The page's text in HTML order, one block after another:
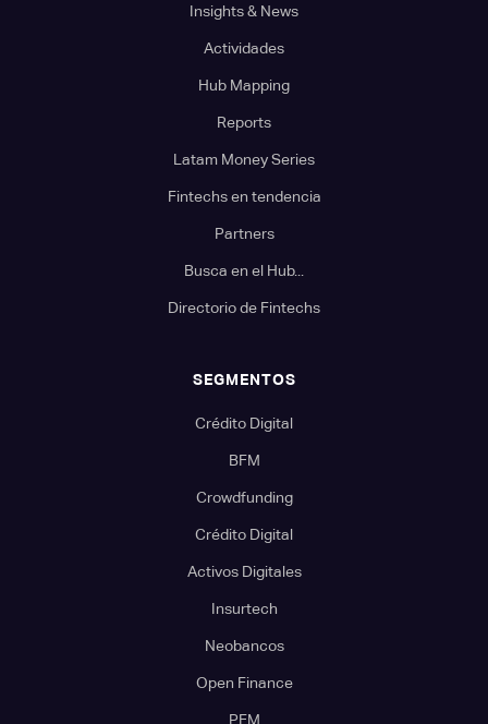
Insights & News
Actividades
Hub Mapping
Reports
Latam Money Series
Fintechs en tendencia
Partners
Busca en el Hub...
Directorio de Fintechs
SEGMENTOS
Crédito Digital
BFM
Crowdfunding
Crédito Digital
Activos Digitales
Insurtech
Neobancos
Open Finance
PFM